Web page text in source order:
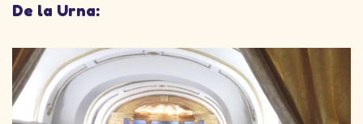
De la Urna: